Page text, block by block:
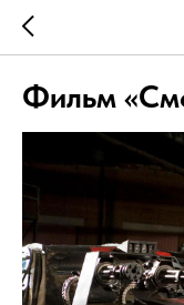
Фильм